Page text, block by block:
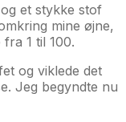
et stykke stof
mine øjne,
1 til 100.
og viklede det
Jeg begyndte nu